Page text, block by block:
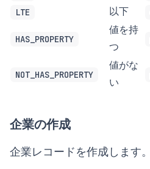
LTE
以下
HAS_PROPERTY
値を持
つ
NOT_HAS_PROPERTY
値がな
い
企業の作成
企業レコードを作成します。